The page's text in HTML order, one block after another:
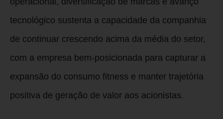
tecnológico sustenta a capacidade da companhia
de continuar crescendo acima da média do setor,
com a empresa bem-posicionada para capturar a
expansão do consumo fitness e manter trajetória
positiva de geração de valor aos acionistas.